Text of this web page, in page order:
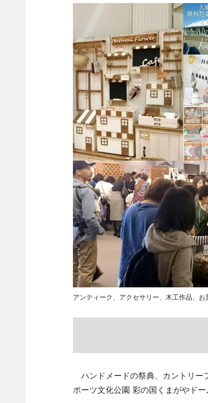
アンティーク、アクセサリー、木工作品、
ハンドメードの祭典、カントリー
ポーツ文化公園 彩の国くまがやドー